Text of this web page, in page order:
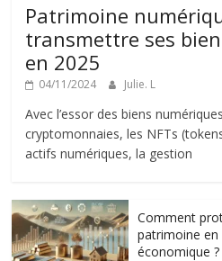
Patrimoine
transmettre ses
en 2025
04/11/2024 Julie. L
Avec l’essor des biens
cryptomonnaies, les NFTs
actifs numériques, la gestion
Comment
patrimoine en
économique ?